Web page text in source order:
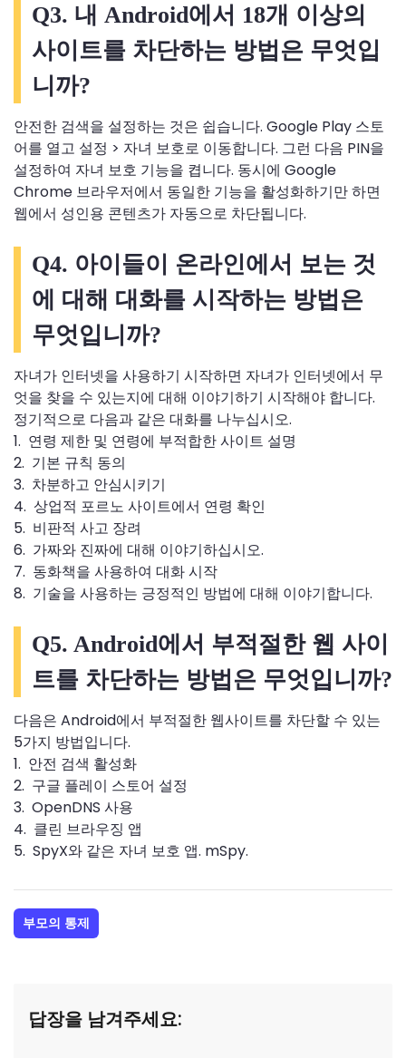
Q3. 내 Android에서 18개 이상의
사이트를 차단하는 방법은 무엇입
니까?
안전한 검색을 설정하는 것은 쉽습니다. Google Play 스토
어를 열고 설정 > 자녀 보호로 이동합니다. 그런 다음 PIN을
설정하여 자녀 보호 기능을 켭니다. 동시에 Google
Chrome 브라우저에서 동일한 기능을 활성화하기만 하면
웹에서 성인용 콘텐츠가 자동으로 차단됩니다.
Q4. 아이들이 온라인에서 보는 것
에 대해 대화를 시작하는 방법은
무엇입니까?
자녀가 인터넷을 사용하기 시작하면 자녀가 인터넷에서 무
엇을 찾을 수 있는지에 대해 이야기하기 시작해야 합니다.
정기적으로 다음과 같은 대화를 나누십시오.
1. 연령 제한 및 연령에 부적합한 사이트 설명
2. 기본 규칙 동의
3. 차분하고 안심시키기
4. 상업적 포르노 사이트에서 연령 확인
5. 비판적 사고 장려
6. 가짜와 진짜에 대해 이야기하십시오.
7. 동화책을 사용하여 대화 시작
8. 기술을 사용하는 긍정적인 방법에 대해 이야기합니다.
Q5. Android에서 부적절한 웹 사이
트를 차단하는 방법은 무엇입니까?
다음은 Android에서 부적절한 웹사이트를 차단할 수 있는
5가지 방법입니다.
1. 안전 검색 활성화
2. 구글 플레이 스토어 설정
3. OpenDNS 사용
4. 클린 브라우징 앱
5. SpyX와 같은 자녀 보호 앱. mSpy.
부모의 통제
답장을 남겨주세요: